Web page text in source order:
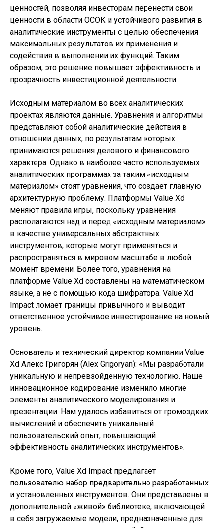
ценностей, позволяя инвесторам перенести свои
ценности в области ОСОК и устойчивого развития в
аналитические инструменты с целью обеспечения
максимальных результатов их применения и
содействия в выполнении их функций. Таким
образом, это решение повышает эффективность и
прозрачность инвестиционной деятельности.
Исходным материалом во всех аналитических
проектах являются данные. Уравнения и алгоритмы
представляют собой аналитические действия в
отношении данных, по результатам которых
принимаются решения делового и финансового
характера. Однако в наиболее часто используемых
аналитических программах за таким «исходным
материалом» стоят уравнения, что создает главную
архитектурную проблему. Платформы Value Xd
меняют правила игры, поскольку уравнения
располагаются над и перед «исходным материалом»
в качестве универсальных абстрактных
инструментов, которые могут применяться и
распространяться в мировом масштабе в любой
момент времени. Более того, уравнения на
платформе Value Xd составлены на математическом
языке, а не с помощью кода шифратора. Value Xd
Impact ломает границы привычного и выводит
ответственное устойчивое инвестирование на новый
уровень.
Основатель и технический директор компании Value
Xd Алекс Григорян (Alex Grigoryan): «Мы разработали
уникальную и непревзойденную технологию. Наше
инновационное кодирование изменило многие
элементы аналитического моделирования и
презентации. Нам удалось избавиться от громоздких
вычислений и обеспечить уникальный
пользовательский опыт, повышающий
эффективность аналитических инструментов».
Кроме того, Value Xd Impact предлагает
пользователю набор предварительно разработанных
и установленных инструментов. Они представлены в
дополнительной «живой» библиотеке, включающей
в себя загружаемые модели, предназначенные для